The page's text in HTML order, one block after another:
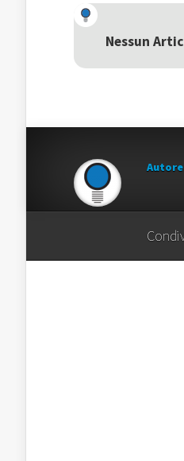
(Si
apre
una
nuova
nuova
finestra)
una
nuova
Nessun